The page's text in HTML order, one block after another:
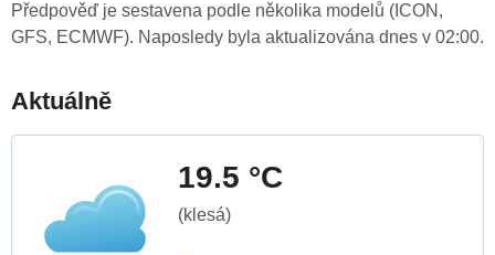
Předpověď je sestavena podle několika modelů (ICON,
GFS, ECMWF). Naposledy byla aktualizována dnes v 02:00.
Aktuálně
19.5 °C
(klesá)